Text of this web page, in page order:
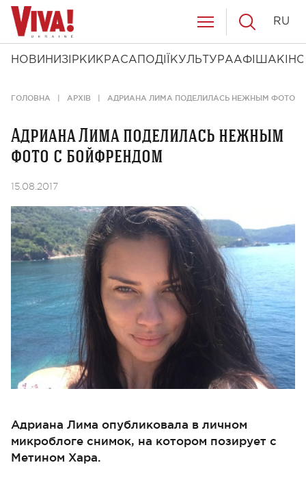
НОВИНИ ЗІРКИ КРАСА ПОДІЇ КУЛЬТУРААФІША КІНО
RU
ГОЛОВНА АРХІВ АДРИАНА ЛИМА ПОДЕЛИЛАСЬ НЕЖНЫМ ФОТО С
Адриана Лима поделилась нежным
фото с бойфрендом
15.08.2017
Адриана Лима опубликовала в личном
микроблоге снимок, на котором позирует с
Метином Хара.